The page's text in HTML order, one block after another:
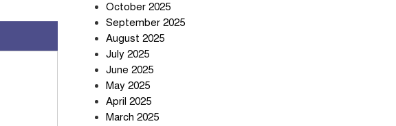
October 2025
September 2025
August 2025
July 2025
June 2025
May 2025
April 2025
March 2025